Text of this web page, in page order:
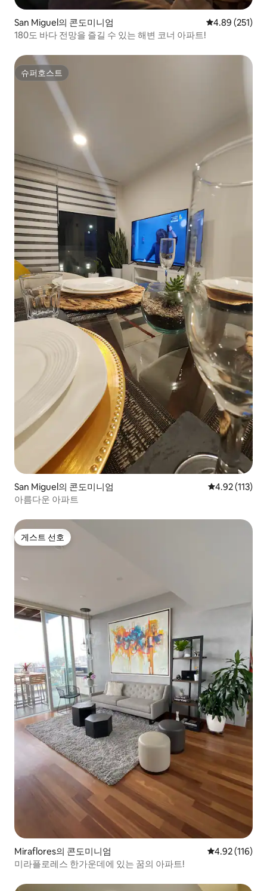
San Miguel의 콘도미니엄 평점 4.89점(5
4.89 (251)
180도 바다 전망을 즐길 수 있는 해변 코너 아파트!
슈퍼호스트
슈퍼호스트
San Miguel의 콘도미니엄 평점 4.92점(5
4.92 (113)
아름다운 아파트
게스트 선호
게스트 선호
Miraflores의 콘도미니엄 평점 4.92점(5
4.92 (116)
미라플로레스 한가운데에 있는 꿈의 아파트!